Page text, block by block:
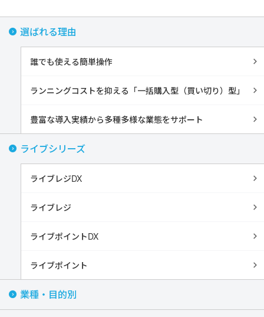
選ばれる理由
誰でも使える簡単操作
ランニングコストを抑える「一括購入型（買い切り）型」
豊富な導入実績から多種多様な業態をサポート
ライブシリーズ
ライブレジDX
ライブレジ
ライブポイントDX
ライブポイント
業種・目的別